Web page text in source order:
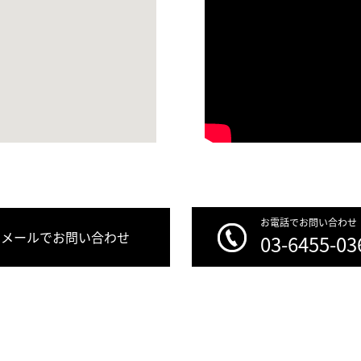
メールでお問い合わせ
お電話でお問い合わせ
03-6455-